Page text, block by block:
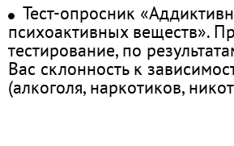
Тест-опросник
психоактивных веществ».
тестирование, по
Вас склонность к
(алкоголя, наркотиков,